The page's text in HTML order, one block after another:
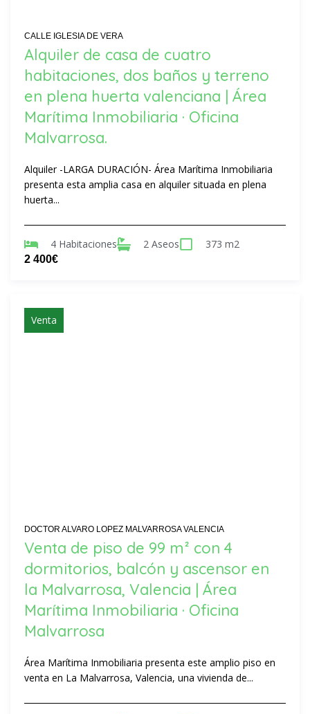
CALLE IGLESIA DE VERA
Alquiler de casa de cuatro
habitaciones, dos baños y terreno
en plena huerta valenciana | Área
Marítima Inmobiliaria · Oficina
Malvarrosa.
Alquiler -LARGA DURACIÓN- Área Marítima Inmobiliaria
presenta esta amplia casa en alquiler situada en plena
huerta...
4 Habitaciones 2 Aseos 373 m2
2 400€
Venta
DOCTOR ALVARO LOPEZ MALVARROSA VALENCIA
Venta de piso de 99 m² con 4
dormitorios, balcón y ascensor en
la Malvarrosa, Valencia | Área
Marítima Inmobiliaria · Oficina
Malvarrosa
Área Marítima Inmobiliaria presenta este amplio piso en
venta en La Malvarrosa, Valencia, una vivienda de...